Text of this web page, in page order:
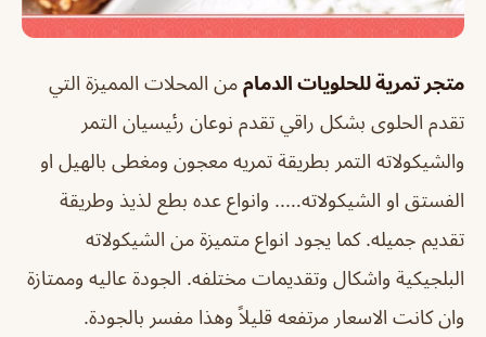
متجر تمرية للحلويات الدمام من المحلات المميزة التي
تقدم الحلوى بشكل راقي تقدم نوعان رئيسيان التمر
والشيكولاته التمر بطريقة تمريه معجون ومغطى بالهيل او
الفستق او الشيكولاته….. وانواع عده بطع لذيذ وطريقة
تقديم جميله. كما يجود انواع متميزة من الشيكولاته
البلجيكية واشكال وتقديمات مختلفه. الجودة عاليه وممتازة
وان كانت الاسعار مرتفعه قليلاً وهذا مفسر بالجودة.